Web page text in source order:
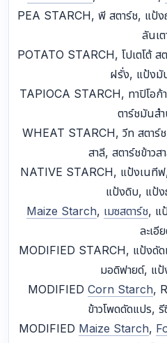
PEA STARCH, พี สตาร์ช, แป้ง
ลันเต
POTATO STARCH, โปเตโต้
ฝรั่ง, แป้งมั
TAPIOCA STARCH, ทาปิโอก้
ตาร์ชมันส
WHEAT STARCH, วีท สตาร์
สาลี, สตาร์ชข้าวส
NATIVE STARCH, แป้งเนที
แป้งดิบ, แป้ง
Maize Starch, เมซสตาร์ช, แ
ละเอี
MODIFIED STARCH, แป้งดั
มอดิฟายด์, แป้
MODIFIED Corn Starch,
ข้าวโพดดัดแปร,
MODIFIED Maize Starch,